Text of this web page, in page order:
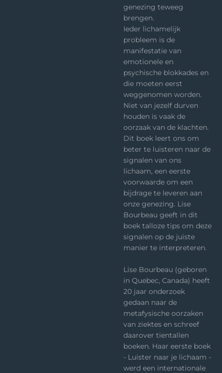
genezing teweeg
brengen.
Ieder lichamelijk
probleem is de
manifestatie van
emotionele en
psychische blokkades en
die moeten eerst
weggenomen worden.
Niet van jezelf durven
houden is vaak de
oorzaak van de klachten.
Dit boek leert ons om
beter te luisteren naar de
signalen van ons
lichaam, een eerste
voorwaarde om een
bijdrage te leveren aan
onze genezing. Lise
Bourbeau geeft in dit
boek talloze tips om deze
signalen op de juiste
manier te interpreteren.
Lise Bourbeau (geboren
in Quebec, Canada) heeft
20 jaar onderzoek
gedaan naar de
metafysische oorzaken
van ziektes en schreef
daarover tientallen
boeken. Haar eerste boek
- Luister naar je lichaam -
werd een internationale